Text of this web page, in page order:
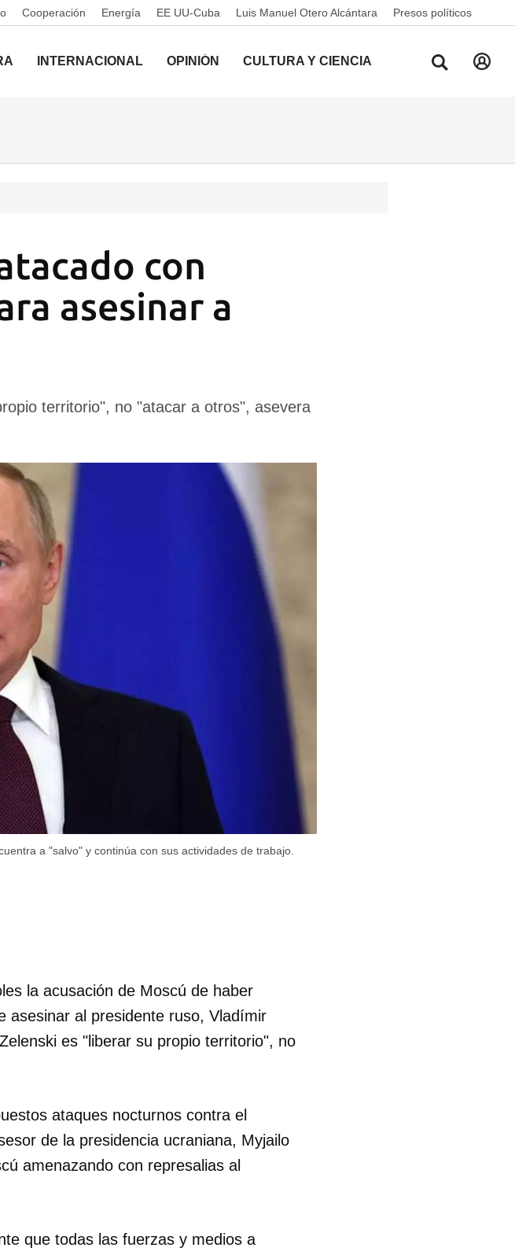
Cooperación Energía EE UU-Cuba Luis Manuel Otero Alcántara Presos políticos
INTERNACIONAL OPINIÓN CULTURA Y CIENCIA
con
asesinar a
territorio", no "atacar a otros", asevera
a "salvo" y continúa con sus actividades de trabajo.
la acusación de Moscú de haber
asesinar al presidente ruso, Vladímir
es "liberar su propio territorio", no
ataques nocturnos contra el
de la presidencia ucraniana, Myjailo
amenazando con represalias al
que todas las fuerzas y medios a